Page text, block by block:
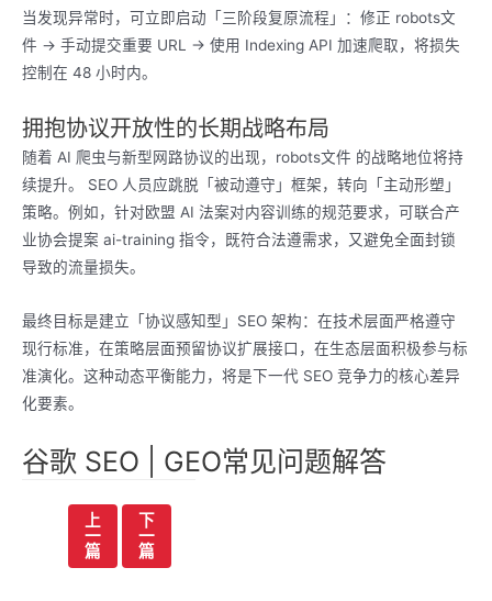
当发现异常时，可立即启动「三阶段复原流程」：修正 robots文
件 → 手动提交重要 URL → 使用 Indexing API 加速爬取，将损失
控制在 48 小时内。
拥抱协议开放性的长期战略布局
随着 AI 爬虫与新型网路协议的出现，robots文件 的战略地位将持
续提升。 SEO 人员应跳脱「被动遵守」框架，转向「主动形塑」
策略。例如，针对欧盟 AI 法案对内容训练的规范要求，可联合产
业协会提案 ai-training 指令，既符合法遵需求，又避免全面封锁
导致的流量损失。
最终目标是建立「协议感知型」SEO 架构：在技术层面严格遵守
现行标准，在策略层面预留协议扩展接口，在生态层面积极参与标
准演化。这种动态平衡能力，将是下一代 SEO 竞争力的核心差异
化要素。
谷歌 SEO | GEO常见问题解答
上
一
篇
下
一
篇